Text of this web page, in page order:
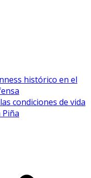
histórico en el
condiciones de vida